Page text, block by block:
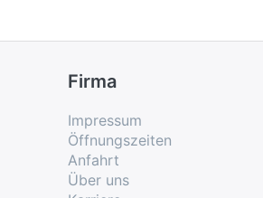
Firma
Impressum
Öffnungszeiten
Anfahrt
Über uns